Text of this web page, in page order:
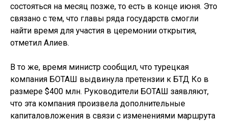
состояться на месяц позже, то есть в конце июня. Это
связано с тем, что главы ряда государств смогли
найти время для участия в церемонии открытия,
отметил Алиев.
В то же, время министр сообщил, что турецкая
компания БОТАШ выдвинула претензии к БТД Ко в
размере $400 млн. Руководители БОТАШ заявляют,
что эта компания произвела дополнительные
капиталовложения в связи с изменениями маршрута